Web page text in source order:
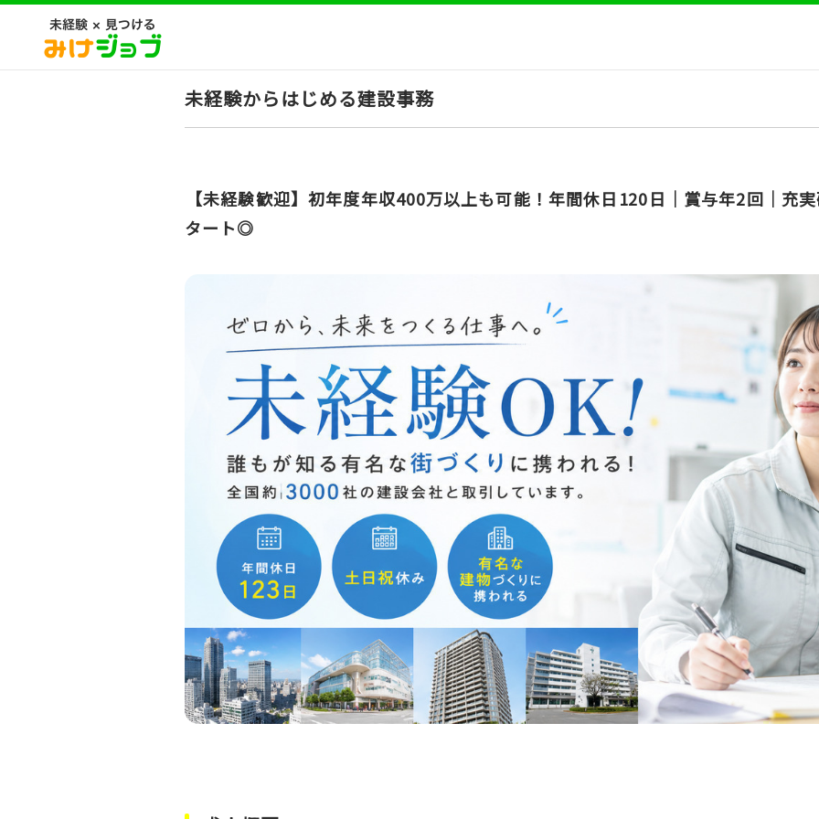
未経験からはじめる建設事務
【未経験歓迎】初年度年収400万以上も可能！年間休日120日│賞与年2回│充
タート◎